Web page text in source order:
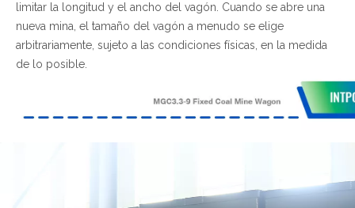
limitar la longitud y el ancho del vagón. Cuando se abre una
nueva mina, el tamaño del vagón a menudo se elige
arbitrariamente, sujeto a las condiciones físicas, en la medida
de lo posible.